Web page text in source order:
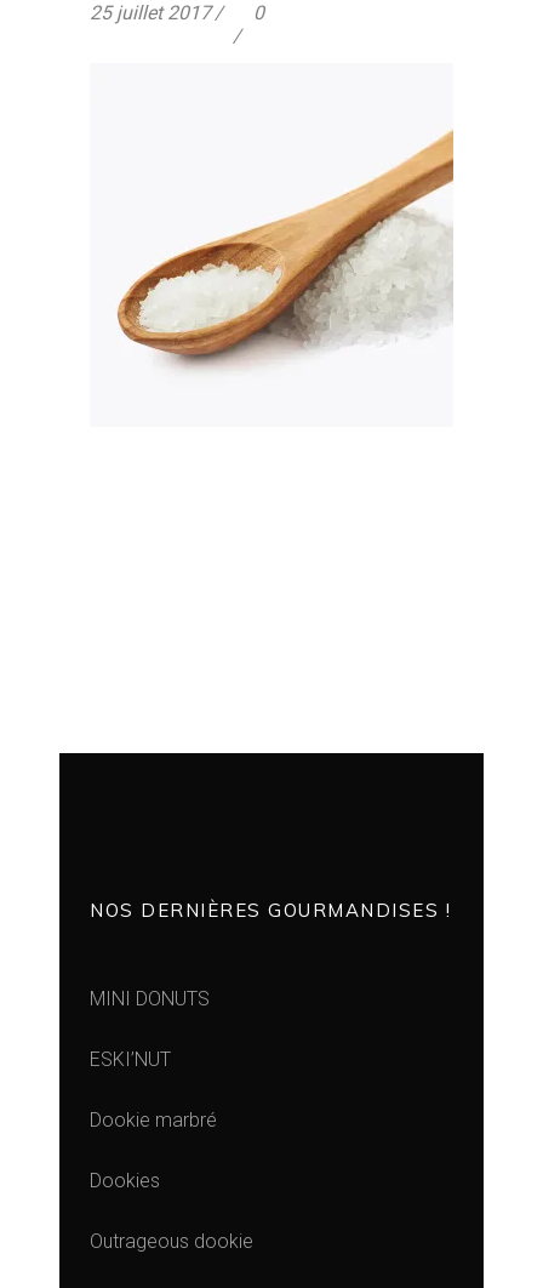
25 juillet 2017 0
NOS DERNIÈRES GOURMANDISES !
MINI DONUTS
ESKI’NUT
Dookie marbré
Dookies
Outrageous dookie